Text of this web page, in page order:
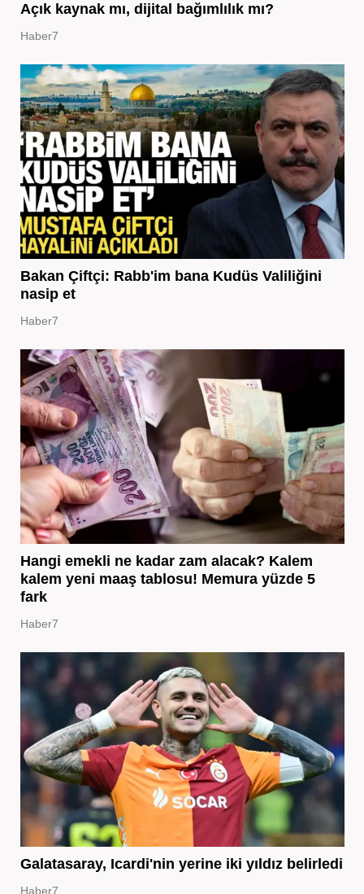
Açık kaynak mı, dijital bağımlılık mı?
Haber7
Bakan Çiftçi: Rabb'im bana Kudüs Valiliğini
nasip et
Haber7
Hangi emekli ne kadar zam alacak? Kalem
kalem yeni maaş tablosu! Memura yüzde 5
fark
Haber7
Galatasaray, Icardi'nin yerine iki yıldız belirledi
Haber7